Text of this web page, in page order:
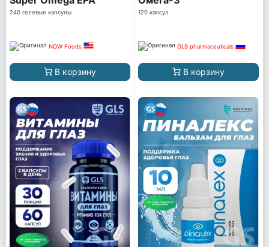
240 гелевые капсулы
NOW Foods
В корзину
120 капсул
GLS pharmaceuticals
В корзину